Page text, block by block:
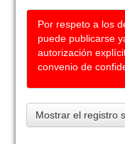
Por respeto a los
puede publicarse
autorización
convenio de
Mostrar el registro